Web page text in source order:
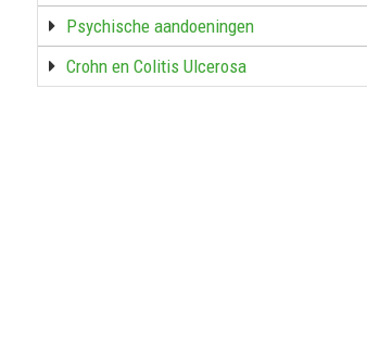
Psychische aandoeningen
Crohn en Colitis Ulcerosa